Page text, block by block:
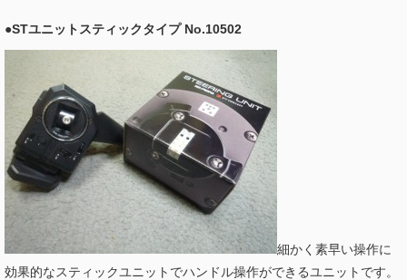
●STユニットスティックタイプ No.10502
細かく素早い操作に
効果的なスティックユニットでハンドル操作ができるユニットです。